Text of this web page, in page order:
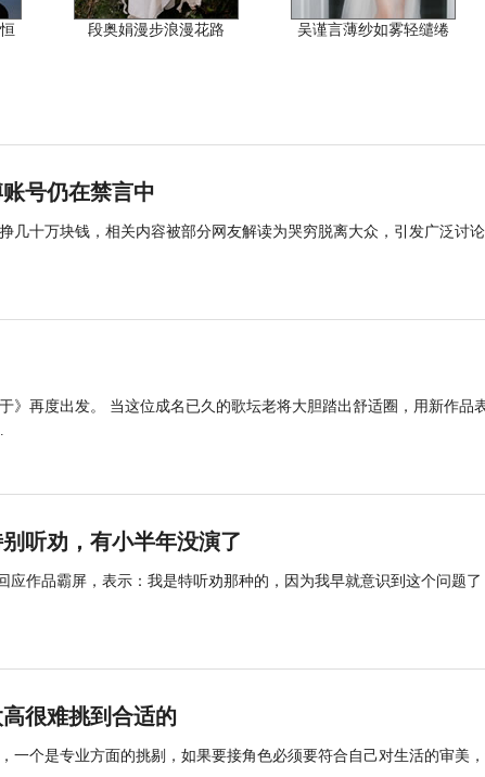
段奥娟漫步浪漫花路 吴谨言薄纱如雾轻缱绻
号仍在禁言中
几十万块钱，相关内容被部分网友解读为哭穷脱离大众，引发广泛讨论
》再度出发。 当这位成名已久的歌坛老将大胆踏出舒适圈，用新作品
听劝，有小半年没演了
应作品霸屏，表示：我是特听劝那种的，因为我早就意识到这个问题了
很难挑到合适的
一个是专业方面的挑剔，如果要接角色必须要符合自己对生活的审美